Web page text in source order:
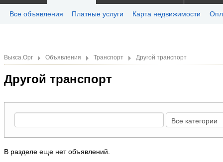
Все объявления Платные услуги Карта недвижимости
Выкса.Орг Объявления Транспорт Другой транспорт
Другой транспорт
В разделе еще нет объявлений.